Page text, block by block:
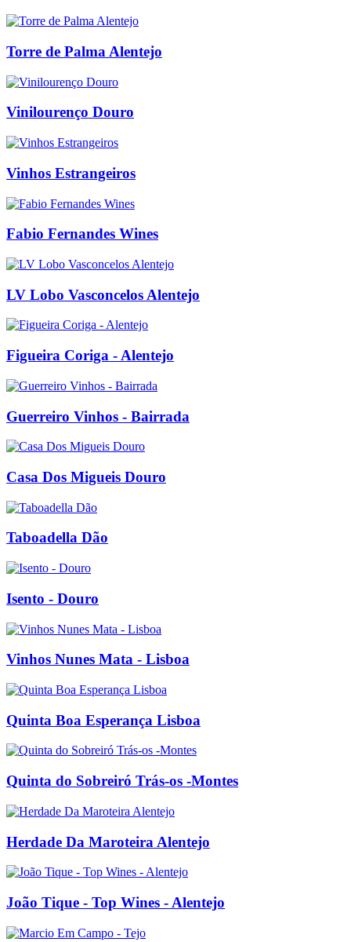
Torre de Palma Alentejo
Vinilourenço Douro
Vinhos Estrangeiros
Fabio Fernandes Wines
LV Lobo Vasconcelos Alentejo
Figueira Coriga - Alentejo
Guerreiro Vinhos - Bairrada
Casa Dos Migueis Douro
Taboadella Dão
Isento - Douro
Vinhos Nunes Mata - Lisboa
Quinta Boa Esperança Lisboa
Quinta do Sobreiró Trás-os -Montes
Herdade Da Maroteira Alentejo
João Tique - Top Wines - Alentejo